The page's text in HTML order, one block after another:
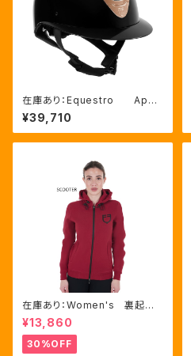
在庫あり：Equestro Apoc
alypse ワイドバイザー ヘルメ
ット Black、Mサイズ（ETW02
016）
¥39,710
在庫あり：Women's 裏起
毛 サイドライン ロゴフーデ
ィ 2色（ETW00186）
¥13,860
30%OFF